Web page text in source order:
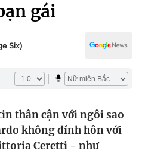
gái
Six)
thân cận với ngôi sao
không đính hôn với
Ceretti - như